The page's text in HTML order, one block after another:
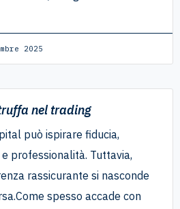
2025
nel trading
può ispirare fiducia,
professionalità. Tuttavia,
rassicurante si nasconde
spesso accade con